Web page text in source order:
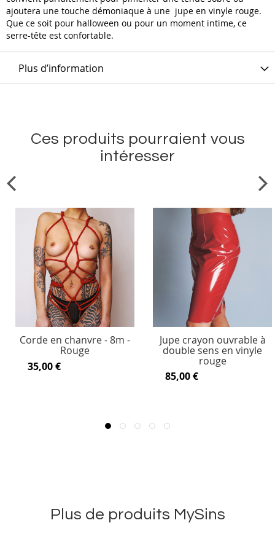
ajoutera une touche démoniaque à une jupe en vinyle rouge.
Que ce soit pour halloween ou pour un moment intime, ce
serre-tête est confortable.
Plus d’information
Ces produits pourraient vous
intéresser
Corde en chanvre - 8m -
Rouge
35,00 €
Jupe crayon ouvrable à
double sens en vinyle
rouge
85,00 €
Plus de produits MySins